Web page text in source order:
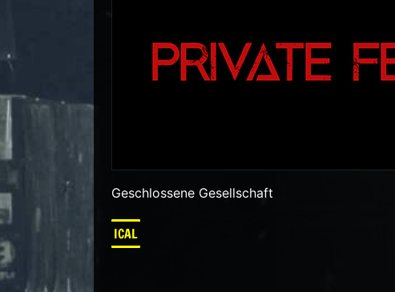
Geschlossene Gesellschaft
ICAL